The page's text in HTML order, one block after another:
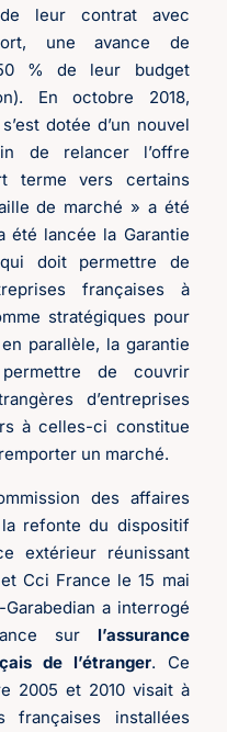
leur contrat avec
une avance de
% de leur budget
En octobre 2018,
dotée d’un nouvel
de relancer l’offre
terme vers certains
de marché » a été
été lancée la Garantie
doit permettre de
françaises à
stratégiques pour
parallèle, la garantie
de couvrir
d’entreprises
à celles-ci constitue
un marché.
des affaires
refonte du dispositif
extérieur réunissant
Cci France le 15 mai
a interrogé
sur l’assurance
de l’étranger. Ce
2005 et 2010 visait à
françaises installées